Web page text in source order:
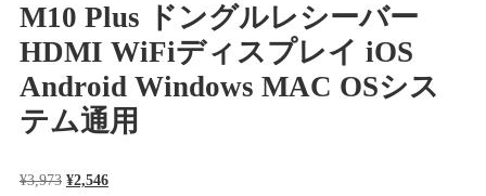
M10 Plus ドングルレシーバー
HDMI WiFiディスプレイ iOS
Android Windows MAC OSシス
テム通用
¥3,973 元
¥2,546現